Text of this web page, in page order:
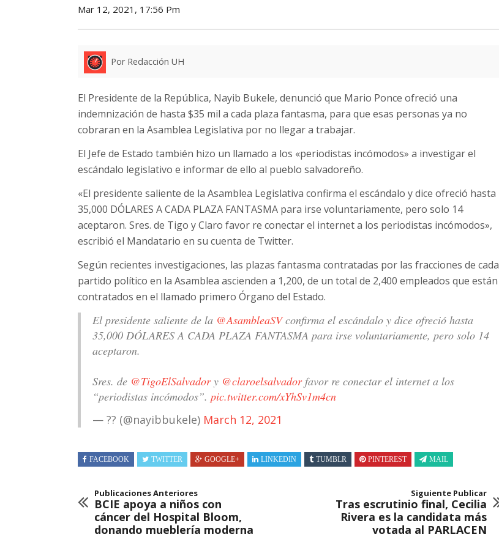
Mar 12, 2021, 17:56 Pm
Por Redacción UH
El Presidente de la República, Nayib Bukele, denunció que Mario Ponce ofreció una
indemnización de hasta $35 mil a cada plaza fantasma, para que esas personas ya no
cobraran en la Asamblea Legislativa por no llegar a trabajar.
El Jefe de Estado también hizo un llamado a los «periodistas incómodos» a investigar el
escándalo legislativo e informar de ello al pueblo salvadoreño.
«El presidente saliente de la Asamblea Legislativa confirma el escándalo y dice ofreció hasta
35,000 DÓLARES A CADA PLAZA FANTASMA para irse voluntariamente, pero solo 14
aceptaron. Sres. de Tigo y Claro favor re conectar el internet a los periodistas incómodos»,
escribió el Mandatario en su cuenta de Twitter.
Según recientes investigaciones, las plazas fantasma contratadas por las fracciones de cada
partido político en la Asamblea ascienden a 1,200, de un total de 2,400 empleados que están
contratados en el llamado primero Órgano del Estado.
El presidente saliente de la @AsambleaSVconfirma el escándalo y dice ofreció hasta
35,000 DÓLARES A CADA PLAZA FANTASMA para irse voluntariamente, pero solo 14
aceptaron.
Sres. de @TigoElSalvadory @claroelsalvadorfavor re conectar el internet a los
“periodistas incómodos”. pic.twitter.com/xYhSv1m4cn
— ?? (@nayibbukele) March 12, 2021
FACEBOOK TWITTER GOOGLE+ LINKEDIN TUMBLR PINTEREST MAIL
Publicaciones Anteriores
BCIE apoya a niños con
cáncer del Hospital Bloom,
donando mueblería moderna
Siguiente Publicar
Tras escrutinio final, Cecilia
Rivera es la candidata más
votada al PARLACEN